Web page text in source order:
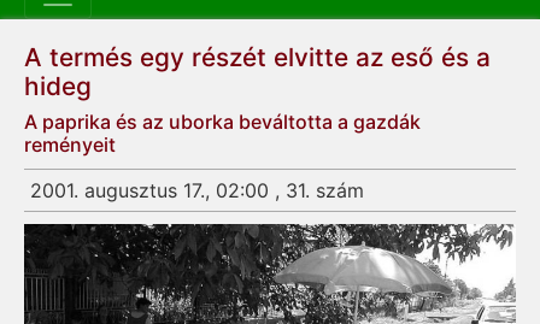
A termés egy részét el­vitte az eső és a
hideg
A paprika és az uborka beváltotta a gazdák
reményeit
2001. augusztus 17., 02:00 , 31. szám